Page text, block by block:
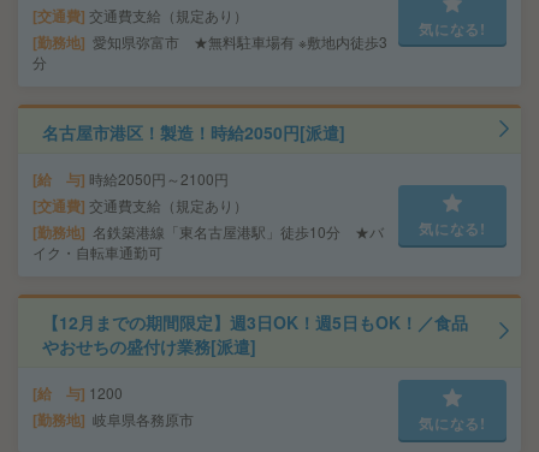
交通費 交通費支給（規定あり）
勤務地 愛知県弥富市 ★無料駐車場有 ※敷地内徒歩3
分
気になる!
名古屋市港区！製造！時給2050円[派遣]
給 与 時給2050円～2100円
交通費 交通費支給（規定あり）
勤務地 名鉄築港線「東名古屋港駅」徒歩10分 ★バ
イク・自転車通勤可
気になる!
【12月までの期間限定】週3日OK！週5日もOK！／食品
やおせちの盛付け業務[派遣]
給 与 1200
勤務地 岐阜県各務原市 気になる!